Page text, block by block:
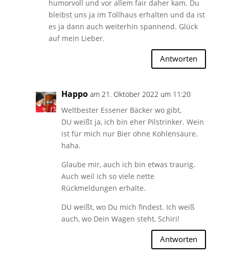
humorvoll und vor allem fair daher kam. Du
bleibst uns ja im Tollhaus erhalten und da ist
es ja dann auch weiterhin spannend. Glück
auf mein Lieber.
Antworten
Happo am 21. Oktober 2022 um 11:20
Weltbester Essener Bäcker wo gibt,
DU weißt ja, ich bin eher Pilstrinker. Wein
ist für mich nur Bier ohne Kohlensäure.
haha.
Glaube mir, auch ich bin etwas traurig.
Auch weil ich so viele nette
Rückmeldungen erhalte.
DU weißt, wo Du mich findest. Ich weiß
auch, wo Dein Wagen steht, Schiri!
Antworten